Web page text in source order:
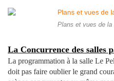
Plans et vues de la
La Concurrence des salles
La programmation à la salle Le
doit pas faire oublier le grand